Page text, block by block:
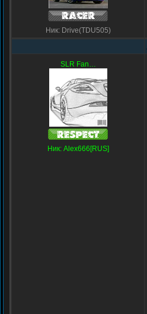
Ник: Drive(TDU505)
SLR Fan…
Ник: Alex666[RUS]